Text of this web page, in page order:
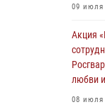
04
За
оружия
04
09 июля
Акция
любви
08 июля